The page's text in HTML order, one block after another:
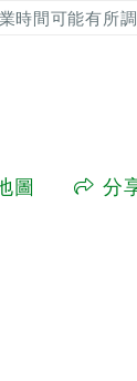
時間可能有所
圖 分